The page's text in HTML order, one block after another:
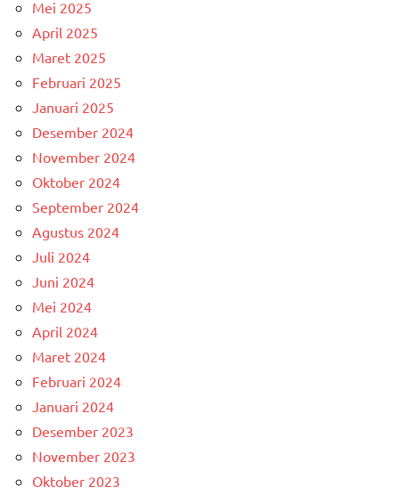
Mei 2025
April 2025
Maret 2025
Februari 2025
Januari 2025
Desember 2024
November 2024
Oktober 2024
September 2024
Agustus 2024
Juli 2024
Juni 2024
Mei 2024
April 2024
Maret 2024
Februari 2024
Januari 2024
Desember 2023
November 2023
Oktober 2023